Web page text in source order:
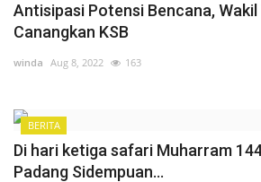
Antisipasi Potensi Bencana,
Canangkan KSB
winda Aug 8, 2022 163
BERITA
Di hari ketiga safari Muharram
Padang Sidempuan...